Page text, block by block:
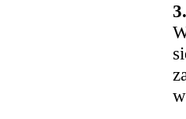
3.